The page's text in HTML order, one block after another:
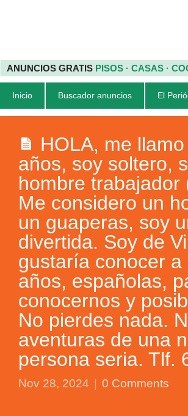
ANUNCIOS GRATIS PISOS · CASAS ·
Inicio Buscador anuncios El
HOLA, me
años, soy soltero,
hombre
Me considero un
un guaperas, soy
divertida. Soy de
gustaría conocer
años, españolas,
conocernos y
No pierdes nada.
aventuras de una
persona seria. Tlf.
Nov 28, 2024 0 Comments